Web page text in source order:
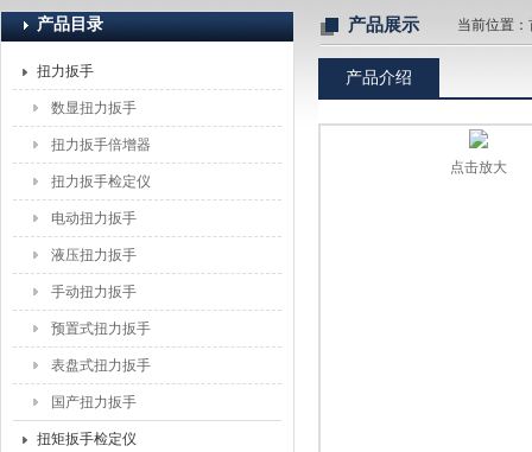
产品目录
扭力扳手
数显扭力扳手
扭力扳手倍增器
扭力扳手检定仪
电动扭力扳手
液压扭力扳手
手动扭力扳手
预置式扭力扳手
表盘式扭力扳手
国产扭力扳手
扭矩扳手检定仪
产品展示 当前位置：
产品介绍
点击放大